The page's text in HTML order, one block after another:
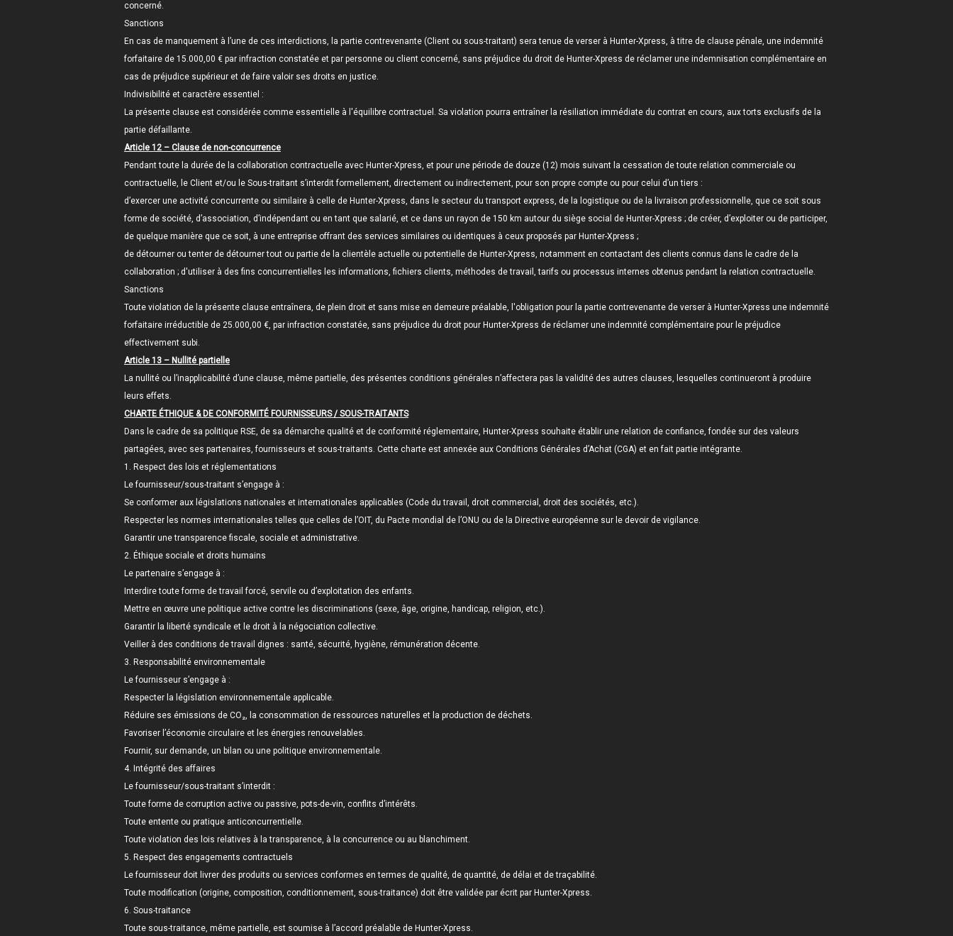
concerné.
Sanctions
En cas de manquement à l’une de ces interdictions, la partie contrevenante (Client ou sous-traitant) sera tenue de verser à Hunter-Xpress, à titre de clause pénale, une indemnité
forfaitaire de 15.000,00 € par infraction constatée et par personne ou client concerné, sans préjudice du droit de Hunter-Xpress de réclamer une indemnisation complémentaire en
cas de préjudice supérieur et de faire valoir ses droits en justice.
Indivisibilité et caractère essentiel :
La présente clause est considérée comme essentielle à l'équilibre contractuel. Sa violation pourra entraîner la résiliation immédiate du contrat en cours, aux torts exclusifs de la
partie défaillante.
Article 12 – Clause de non-concurrence
Pendant toute la durée de la collaboration contractuelle avec Hunter-Xpress, et pour une période de douze (12) mois suivant la cessation de toute relation commerciale ou
contractuelle, le Client et/ou le Sous-traitant s’interdit formellement, directement ou indirectement, pour son propre compte ou pour celui d’un tiers :
d’exercer une activité concurrente ou similaire à celle de Hunter-Xpress, dans le secteur du transport express, de la logistique ou de la livraison professionnelle, que ce soit sous
forme de société, d’association, d’indépendant ou en tant que salarié, et ce dans un rayon de 150 km autour du siège social de Hunter-Xpress ; de créer, d’exploiter ou de participer,
de quelque manière que ce soit, à une entreprise offrant des services similaires ou identiques à ceux proposés par Hunter-Xpress ;
de détourner ou tenter de détourner tout ou partie de la clientèle actuelle ou potentielle de Hunter-Xpress, notamment en contactant des clients connus dans le cadre de la
collaboration ; d'utiliser à des fins concurrentielles les informations, fichiers clients, méthodes de travail, tarifs ou processus internes obtenus pendant la relation contractuelle.
Sanctions
Toute violation de la présente clause entraînera, de plein droit et sans mise en demeure préalable, l'obligation pour la partie contrevenante de verser à Hunter-Xpress une indemnité
forfaitaire irréductible de 25.000,00 €, par infraction constatée, sans préjudice du droit pour Hunter-Xpress de réclamer une indemnité complémentaire pour le préjudice
effectivement subi.
Article 13 – Nullité partielle
La nullité ou l’inapplicabilité d’une clause, même partielle, des présentes conditions générales n’affectera pas la validité des autres clauses, lesquelles continueront à produire
leurs effets.
CHARTE ÉTHIQUE & DE CONFORMITÉ FOURNISSEURS / SOUS-TRAITANTS
Dans le cadre de sa politique RSE, de sa démarche qualité et de conformité réglementaire, Hunter-Xpress souhaite établir une relation de confiance, fondée sur des valeurs
partagées, avec ses partenaires, fournisseurs et sous-traitants. Cette charte est annexée aux Conditions Générales d’Achat (CGA) et en fait partie intégrante.
1. Respect des lois et réglementations
Le fournisseur/sous-traitant s’engage à :
Se conformer aux législations nationales et internationales applicables (Code du travail, droit commercial, droit des sociétés, etc.).
Respecter les normes internationales telles que celles de l’OIT, du Pacte mondial de l’ONU ou de la Directive européenne sur le devoir de vigilance.
Garantir une transparence fiscale, sociale et administrative.
2. Éthique sociale et droits humains
Le partenaire s’engage à :
Interdire toute forme de travail forcé, servile ou d’exploitation des enfants.
Mettre en œuvre une politique active contre les discriminations (sexe, âge, origine, handicap, religion, etc.).
Garantir la liberté syndicale et le droit à la négociation collective.
Veiller à des conditions de travail dignes : santé, sécurité, hygiène, rémunération décente.
3. Responsabilité environnementale
Le fournisseur s’engage à :
Respecter la législation environnementale applicable.
Réduire ses émissions de CO₂, la consommation de ressources naturelles et la production de déchets.
Favoriser l’économie circulaire et les énergies renouvelables.
Fournir, sur demande, un bilan ou une politique environnementale.
4. Intégrité des affaires
Le fournisseur/sous-traitant s’interdit :
Toute forme de corruption active ou passive, pots-de-vin, conflits d’intérêts.
Toute entente ou pratique anticoncurrentielle.
Toute violation des lois relatives à la transparence, à la concurrence ou au blanchiment.
5. Respect des engagements contractuels
Le fournisseur doit livrer des produits ou services conformes en termes de qualité, de quantité, de délai et de traçabilité.
Toute modification (origine, composition, conditionnement, sous-traitance) doit être validée par écrit par Hunter-Xpress.
6. Sous-traitance
Toute sous-traitance, même partielle, est soumise à l’accord préalable de Hunter-Xpress.